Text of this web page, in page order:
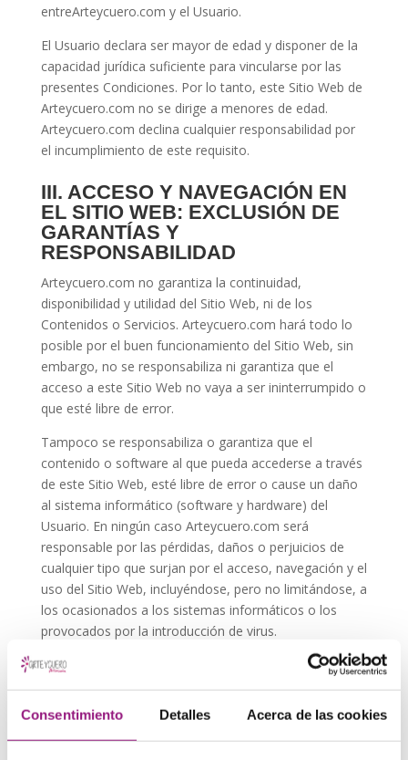
Consentimiento Detalles Acerca de las cookies
entreArteycuero.com y el Usuario.
El Usuario declara ser mayor de edad y disponer de la
capacidad jurídica suficiente para vincularse por las
presentes Condiciones. Por lo tanto, este Sitio Web de
Arteycuero.com no se dirige a menores de edad.
Arteycuero.com declina cualquier responsabilidad por
el incumplimiento de este requisito.
III. ACCESO Y NAVEGACIÓN EN
EL SITIO WEB: EXCLUSIÓN DE
GARANTÍAS Y
RESPONSABILIDAD
Arteycuero.com no garantiza la continuidad,
disponibilidad y utilidad del Sitio Web, ni de los
Contenidos o Servicios. Arteycuero.com hará todo lo
posible por el buen funcionamiento del Sitio Web, sin
embargo, no se responsabiliza ni garantiza que el
acceso a este Sitio Web no vaya a ser ininterrumpido o
que esté libre de error.
Tampoco se responsabiliza o garantiza que el
contenido o software al que pueda accederse a través
de este Sitio Web, esté libre de error o cause un daño
al sistema informático (software y hardware) del
Usuario. En ningún caso Arteycuero.com será
responsable por las pérdidas, daños o perjuicios de
cualquier tipo que surjan por el acceso, navegación y el
uso del Sitio Web, incluyéndose, pero no limitándose, a
los ocasionados a los sistemas informáticos o los
provocados por la introducción de virus.
Arteycuero.com tampoco se hace responsable de los
daños que pudiesen ocasionarse a los usuarios por un
uso inadecuado de este Sitio Web. En particular, no se